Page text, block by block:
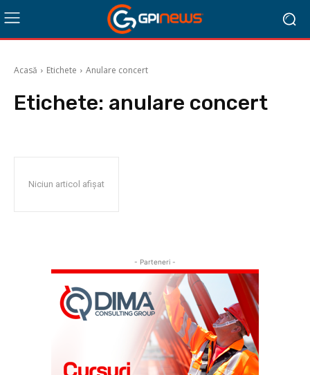
Acasă Etichete Anulare concert
Etichete: anulare concert
Niciun articol afișat
- Parteneri -